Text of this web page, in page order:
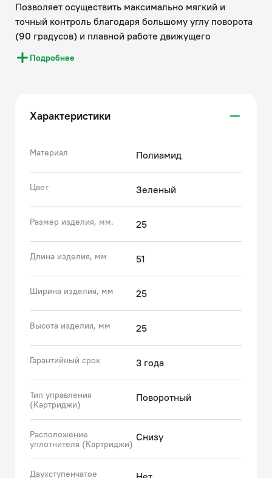
Позволяет осуществить максимально мягкий и
точный контроль благодаря большому углу поворота
(90 градусов) и плавной работе движущего
механизма изделия. Картридж IDDIS® работает
надежно и бесшумно, обеспечивая комфортный
перепадам температуры и давления, абсолютно
безопасно даже при длительном контакте с водой.
картриджа IDDIS® (более 500 000 циклов)
изделие оснащено пластинами, плотно притертыми
между собой и изготовленными из износостойкой
керамики.
• Керамический картридж IDDIS® обладает
повышенной ударопрочностью и долговечностью
благодаря надежному корпусу из сверхпрочного
• Гарантия на картриджи IDDIS® – 3 года.
(с) Авторский текст, сентябрь 2021 г.
Подробнее
Характеристики
Материал Полиамид
Цвет Зеленый
Размер изделия, мм. 25
Длина изделия, мм 51
Ширина изделия, мм 25
Высота изделия, мм 25
Гарантийный срок 3 года
Тип управления
(Картриджи)
Поворотный
Расположение
уплотнителя (Картриджи)
Снизу
Двухступенчатое